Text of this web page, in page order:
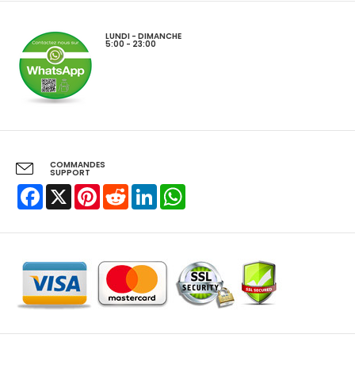
LUNDI - DIMANCHE
5:00 - 23:00
COMMANDES
SUPPORT
Facebook
X PinterestRedditLinkedIn